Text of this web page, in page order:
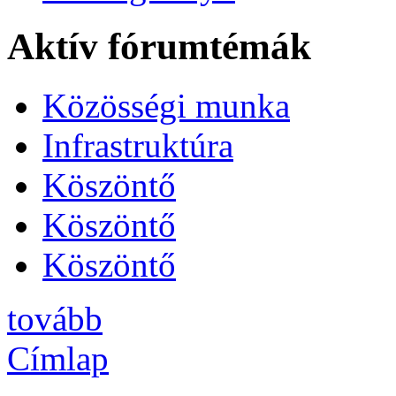
Aktív fórumtémák
Közösségi munka
Infrastruktúra
Köszöntő
Köszöntő
Köszöntő
tovább
Címlap